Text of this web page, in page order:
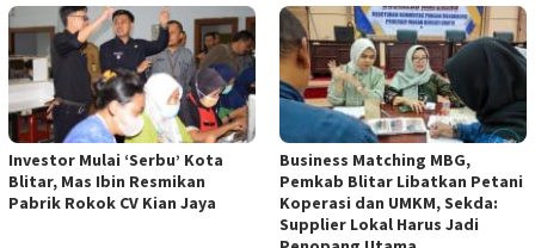
Investor Mulai ‘Serbu’ Kota
Blitar, Mas Ibin Resmikan
Pabrik Rokok CV Kian Jaya
Business Matching MBG,
Pemkab Blitar Libatkan Petani
Koperasi dan UMKM, Sekda:
Supplier Lokal Harus Jadi